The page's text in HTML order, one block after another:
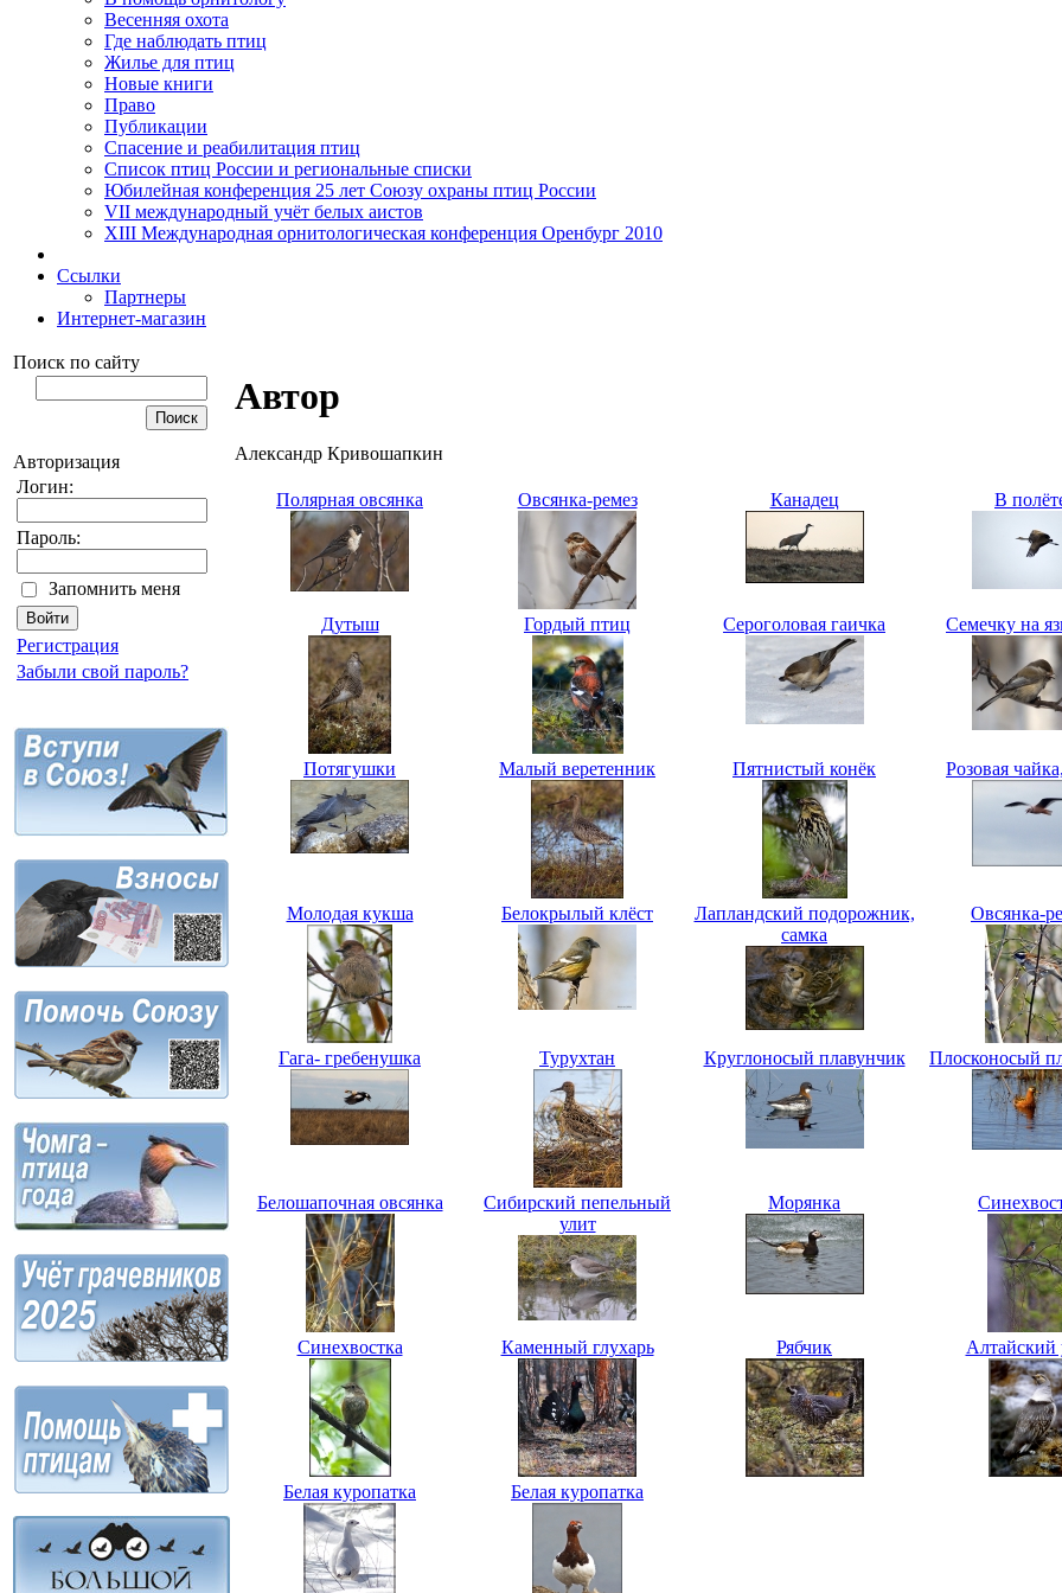
Весенняя охота
Где наблюдать птиц
Жилье для птиц
Новые книги
Право
Публикации
Спасение и реабилитация птиц
Список птиц России и региональные списки
Юбилейная конференция 25 лет Союзу охраны птиц России
VII международный учёт белых аистов
XIII Международная орнитологическая конференция Оренбург 2010
Ссылки
Партнеры
Интернет-магазин
Поиск по сайту
Авторизация
Логин:
Пароль:
Запомнить меня
Регистрация
Забыли свой пароль?
Автор
Александр Кривошапкин
Полярная овсянка Овсянка-ремез Канадец В
Дутыш Гордый птиц Сероголовая гаичка Семечку на
Потягушки Малый веретенник Пятнистый конёк Розовая
Молодая кукша Белокрылый клёст
Лапландский подорожник,
самка
Овсянка-
Гага- гребенушка Турухтан Круглоносый плавунчик Плосконосый
Белошапочная овсянка
Сибирский пепельный
улит
Морянка
Синехвостка Каменный глухарь Рябчик Алтайский
Белая куропатка Белая куропатка